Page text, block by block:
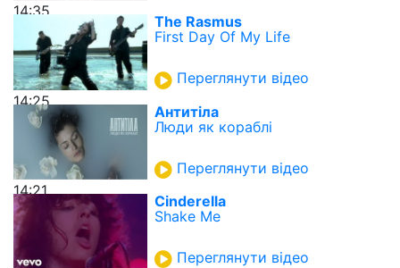
14:35
14:25
The Rasmus
First Day Of My Life
Переглянути відео
14:21
Антитіла
Люди як кораблі
Переглянути відео
Cinderella
Shake Me
Переглянути відео